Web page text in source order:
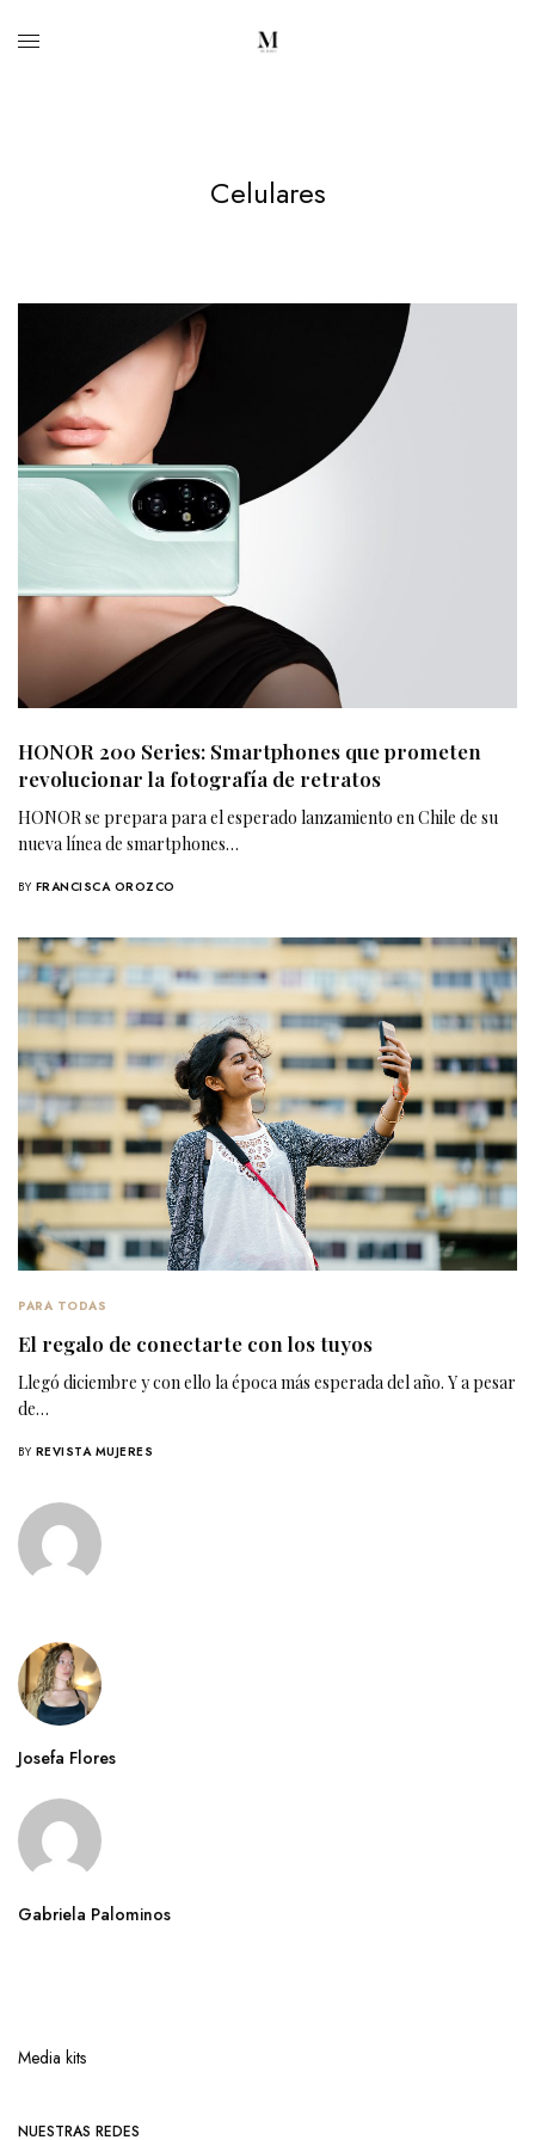
Celulares
HONOR 200 Series: Smartphones que prometen
revolucionar la fotografía de retratos
HONOR se prepara para el esperado lanzamiento en Chile de su
nueva línea de smartphones…
BY FRANCISCA OROZCO
PARA TODAS
El regalo de conectarte con los tuyos
Llegó diciembre y con ello la época más esperada del año. Y a pesar
de…
BY REVISTA MUJERES
Josefa Flores
Gabriela Palominos
Media kits
NUESTRAS REDES